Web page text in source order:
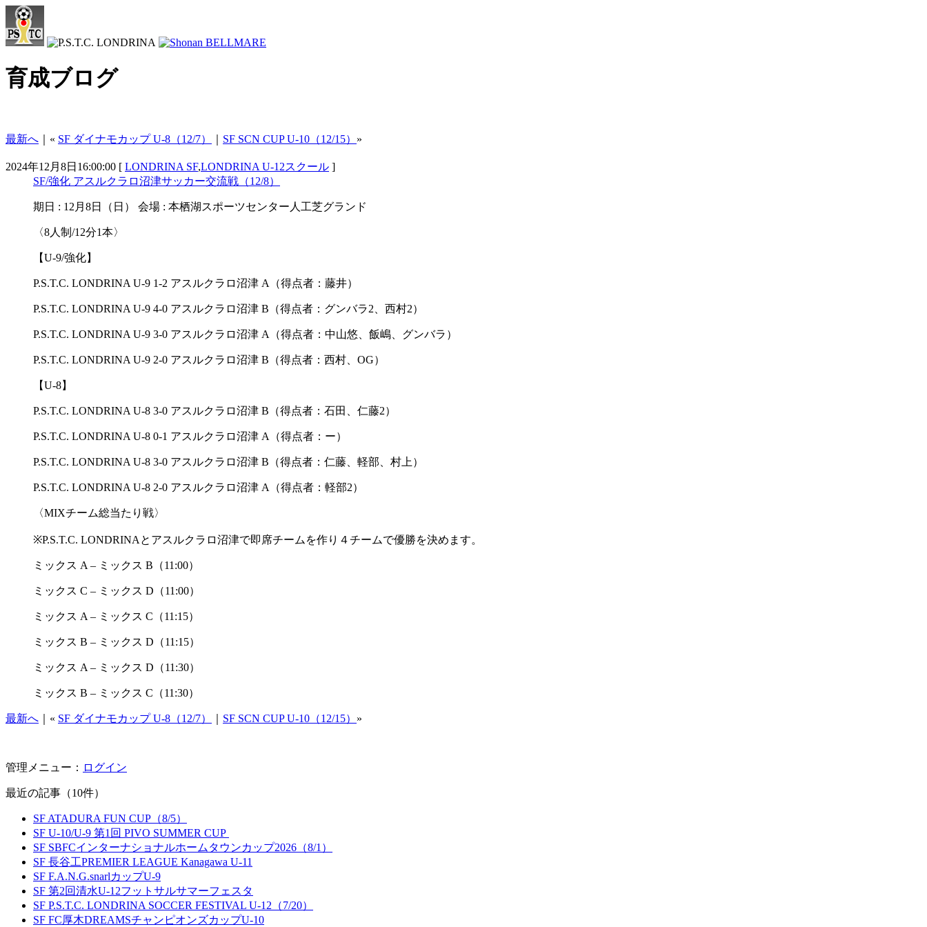
育成ブログ
最新へ ｜« SF ダイナモカップ U-8（12/7） SF SCN CUP U-10（12/15） »
2024年12月8日16:00:00 [ LONDRINA SF,LONDRINA U-12スクール ]
SF/強化 アスルクラロ沼津サッカー交流戦（12/8）
期日 : 12月8日（日） 会場 : 本栖湖スポーツセンター人工芝グランド
〈8人制/12分1本〉
【U-9/強化】
P.S.T.C. LONDRINA U-9 1-2 アスルクラロ沼津 A（得点者：藤井）
P.S.T.C. LONDRINA U-9 4-0 アスルクラロ沼津 B（得点者：グンバラ2、西村2）
P.S.T.C. LONDRINA U-9 3-0 アスルクラロ沼津 A（得点者：中山悠、飯嶋、グンバラ）
P.S.T.C. LONDRINA U-9 2-0 アスルクラロ沼津 B（得点者：西村、OG）
【U-8】
P.S.T.C. LONDRINA U-8 3-0 アスルクラロ沼津 B（得点者：石田、仁藤2）
P.S.T.C. LONDRINA U-8 0-1 アスルクラロ沼津 A（得点者：ー）
P.S.T.C. LONDRINA U-8 3-0 アスルクラロ沼津 B（得点者：仁藤、軽部、村上）
P.S.T.C. LONDRINA U-8 2-0 アスルクラロ沼津 A（得点者：軽部2）
〈MIXチーム総当たり戦〉
※P.S.T.C. LONDRINAとアスルクラロ沼津で即席チームを作り４チームで優勝を決めます。
ミックス A – ミックス B（11:00）
ミックス C – ミックス D（11:00）
ミックス A – ミックス C（11:15）
ミックス B – ミックス D（11:15）
ミックス A – ミックス D（11:30）
ミックス B – ミックス C（11:30）
最新へ ｜« SF ダイナモカップ U-8（12/7） SF SCN CUP U-10（12/15） »
管理メニュー： ログイン
最近の記事（10件）
SF ATADURA FUN CUP（8/5）
SF U-10/U-9 第1回 PIVO SUMMER CUP
SF SBFCインターナショナルホームタウンカップ2026（8/1）
SF 長谷工PREMIER LEAGUE Kanagawa U-11
SF F.A.N.G.snarlカップU-9
SF 第2回清水U-12フットサルサマーフェスタ
SF P.S.T.C. LONDRINA SOCCER FESTIVAL U-12（7/20）
SF FC厚木DREAMSチャンピオンズカップU-10